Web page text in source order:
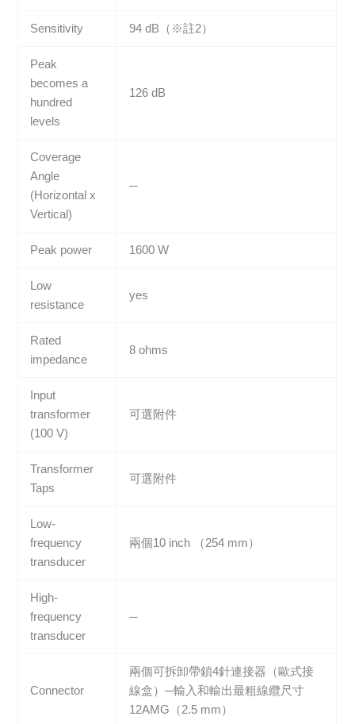
Sensitivity 94 dB（※註2）
Peak
becomes a
hundred
levels
126 dB
Coverage
Angle
(Horizontal x
Vertical)
─
Peak power 1600 W
Low
resistance
yes
Rated
impedance
8 ohms
Input
transformer
(100 V)
可選附件
Transformer
Taps
可選附件
Low-
frequency
transducer
兩個10 inch （254 mm）
High-
frequency
transducer
─
Connector
兩個可拆卸帶鎖4針連接器（歐式接
線盒）─輸入和輸出最粗線纜尺寸
12AMG（2.5 mm）